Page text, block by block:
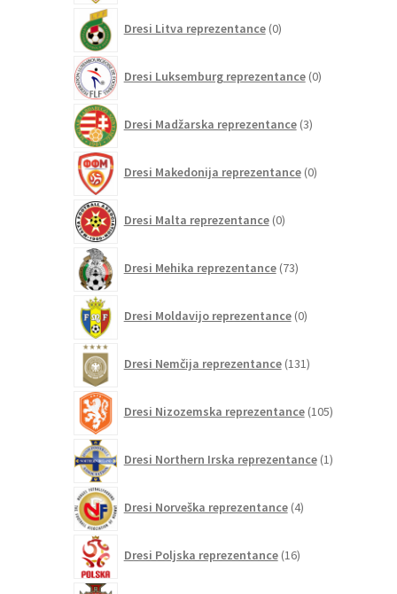
Dresi Litva reprezentance 0izdelkov
Dresi Luksemburg reprezentance 0izdelkov
Dresi Madžarska reprezentance 3izdelki
Dresi Makedonija reprezentance 0izdelkov
Dresi Malta reprezentance 0izdelkov
Dresi Mehika reprezentance 73izdelkov
Dresi Moldavijo reprezentance 0izdelkov
Dresi Nemčija reprezentance 131izdelkov
Dresi Nizozemska reprezentance 105izdelkov
Dresi Northern Irska reprezentance 1izdelek
Dresi Norveška reprezentance 4izdelki
Dresi Poljska reprezentance 16izdelkov